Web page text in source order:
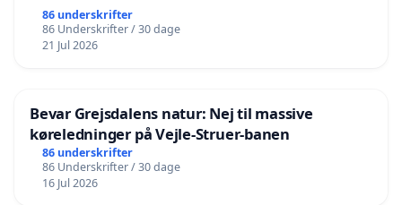
86 underskrifter
86 Underskrifter / 30 dage
21 Jul 2026
Bevar Grejsdalens natur: Nej til massive
køreledninger på Vejle-Struer-banen
86 underskrifter
86 Underskrifter / 30 dage
16 Jul 2026